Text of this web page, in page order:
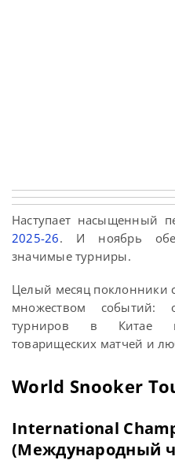
Наступает насыщенный
2025-26. И ноябрь
значимые турниры.
Целый месяц поклонники
множеством событий:
турниров в Китае
товарищеских матчей и
World Snooker
International
(Международный